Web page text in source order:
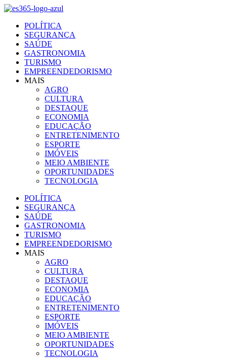
Ir
conteúdo
POLÍTICA
SEGURANÇA
SAÚDE
GASTRONOMIA
TURISMO
EMPREENDEDORISMO
MAIS
AGRO
CULTURA
DESTAQUE
ECONOMIA
EDUCAÇÃO
ENTRETENIMENTO
ESPORTE
IMÓVEIS
MEIO AMBIENTE
OPORTUNIDADES
TECNOLOGIA
POLÍTICA
SEGURANÇA
SAÚDE
GASTRONOMIA
TURISMO
EMPREENDEDORISMO
MAIS
AGRO
CULTURA
DESTAQUE
ECONOMIA
EDUCAÇÃO
ENTRETENIMENTO
ESPORTE
IMÓVEIS
MEIO AMBIENTE
OPORTUNIDADES
TECNOLOGIA